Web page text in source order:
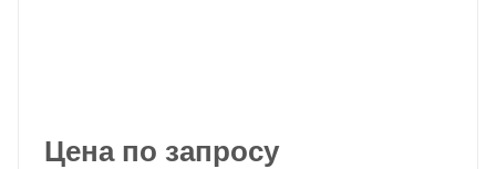
Цена по запросу